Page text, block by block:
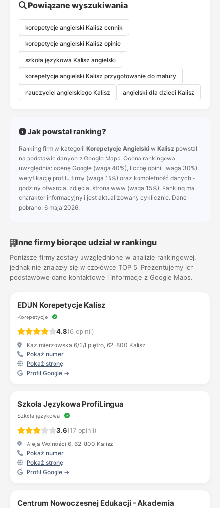
Powiązane wyszukiwania
korepetycje angielski Kalisz cennik
korepetycje angielski Kalisz opinie
szkoła językowa Kalisz angielski
korepetycje angielski Kalisz przygotowanie do matury
nauczyciel angielskiego Kalisz angielski dla dzieci Kalisz
Jak powstał ranking?
Ranking firm w kategorii Korepetycje Angielski w Kalisz powstał
na podstawie danych z Google Maps. Ocena rankingowa
uwzględnia: ocenę Google (waga 40%), liczbę opinii (waga 30%),
weryfikację profilu firmy (waga 15%) oraz kompletność danych -
godziny otwarcia, zdjęcia, strona www (waga 15%). Ranking ma
charakter informacyjny i jest aktualizowany cyklicznie. Dane
pobrano: 6 maja 2026.
Inne firmy biorące udział w rankingu
Poniższe firmy zostały uwzględnione w analizie rankingowej,
jednak nie znalazły się w czołówce TOP 5. Prezentujemy ich
podstawowe dane kontaktowe i informacje z Google Maps.
EDUN Korepetycje Kalisz
Korepetycje
4.8(6 opinii)
Kazimierzowska 6/3/I piętro, 62-800 Kalisz
Pokaż numer
Pokaż stronę
Profil Google →
Szkoła Językowa ProfiLingua
Szkoła językowa
3.6(17 opinii)
Aleja Wolności 6, 62-800 Kalisz
Pokaż numer
Pokaż stronę
Profil Google →
Centrum Nowoczesnej Edukacji - Akademia